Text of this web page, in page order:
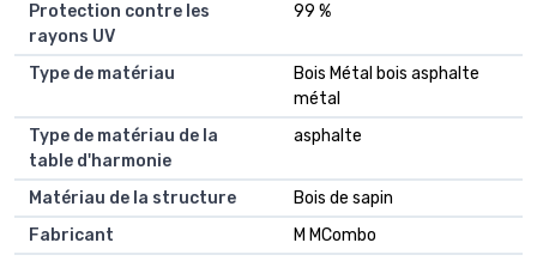
Protection contre les
rayons UV
99 %
Type de matériau
Bois Métal bois asphalte
métal
Type de matériau de la
table d'harmonie
asphalte
Matériau de la structure
Bois de sapin
Fabricant
M MCombo